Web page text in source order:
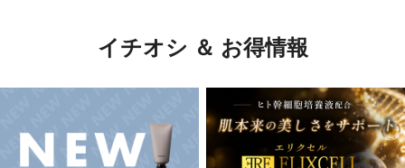
イチオシ ＆ お得情報